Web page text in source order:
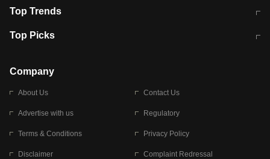
10 अगस्त को विधानसभा का घेराव करेंगे
Top Trends
RBI का नया नियम: अब बैंकों को अपनी सभी
Top Picks
बारिश की चेतावनी
Company
About Us Contact Us
Advertise with us Regulatory
Terms & Conditions Privacy Policy
Disclaimer Complaint Redressal